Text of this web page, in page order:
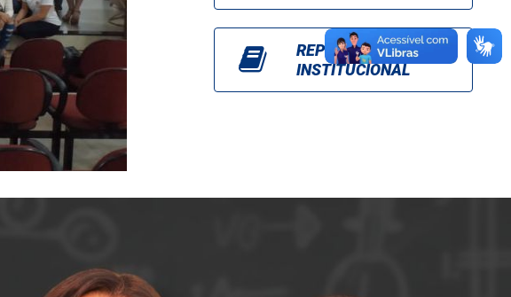
REPOSITÓRIO
INSTITUCIONAL